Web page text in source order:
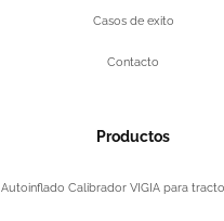
Casos de exito
Contacto
Productos
Autoinflado Calibrador VIGIA para